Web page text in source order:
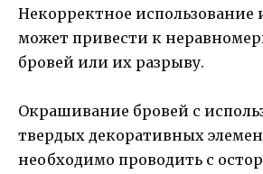
Некорректное использование
может привести к
бровей или их разрыву.
Окрашивание бровей с
твердых декоративных
необходимо проводить с